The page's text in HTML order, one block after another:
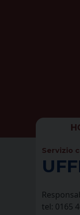
Servizio
tel: 0165